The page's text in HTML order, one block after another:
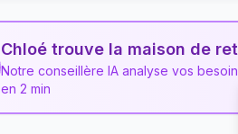
Chloé trouve la maison de
Notre conseillère IA analyse vos
en 2 min